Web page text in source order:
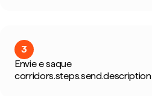
3
Envie e saque
corridors.steps.send.description